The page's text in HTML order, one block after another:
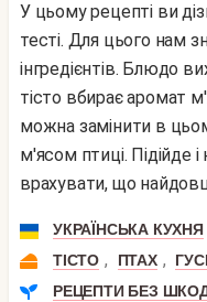
У цьому рецепті ви дізнаєтеся, як приготувати гусака в
тесті. Для цього нам
інгредієнтів. Блюдо
тісто вбирає аромат
можна замінити в
м'ясом птиці. Підійде і
врахувати, що
УКРАЇНСЬКА КУХНЯ
ТІСТО , ПТАХ ,
РЕЦЕПТИ БЕЗ